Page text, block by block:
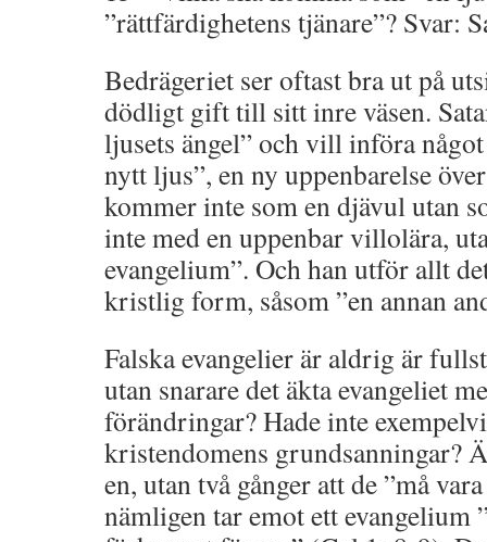
”rättfärdighetens tjänare”? Svar:
Bedrägeriet ser oftast bra ut på
dödligt gift till sitt inre väsen.
ljusets ängel” och vill införa
nytt ljus”, en ny uppenbarelse
kommer inte som en djävul utan
inte med en uppenbar villolära,
evangelium”. Och han utför allt
kristlig form, såsom ”en annan
Falska evangelier är aldrig är
utan snarare det äkta evangeliet
förändringar? Hade inte
kristendomens grundsanningar?
en, utan två gånger att de ”må
nämligen tar emot ett